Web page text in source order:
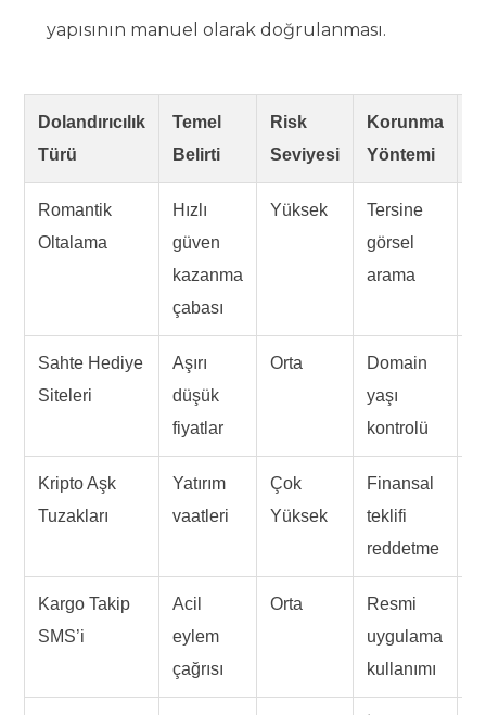
yapısının manuel olarak doğrulanması.
Dolandırıcılık
Türü
Temel
Belirti
Risk
Seviyesi
Korunma
Yöntemi
Romantik
Oltalama
Hızlı
güven
kazanma
çabası
Yüksek
Tersine
görsel
arama
Sahte Hediye
Siteleri
Aşırı
düşük
fiyatlar
Orta
Domain
yaşı
kontrolü
Kripto Aşk
Tuzakları
Yatırım
vaatleri
Çok
Yüksek
Finansal
teklifi
reddetme
Kargo Takip
SMS’i
Acil
eylem
çağrısı
Orta
Resmi
uygulama
kullanımı